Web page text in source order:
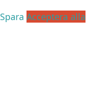
Spara Acceptera alla